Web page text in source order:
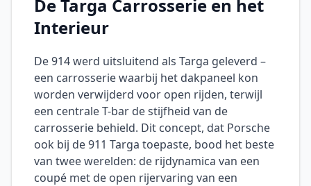
De Targa Carrosserie en het
Interieur
De 914 werd uitsluitend als Targa geleverd –
een carrosserie waarbij het dakpaneel kon
worden verwijderd voor open rijden, terwijl
een centrale T-bar de stijfheid van de
carrosserie behield. Dit concept, dat Porsche
ook bij de 911 Targa toepaste, bood het beste
van twee werelden: de rijdynamica van een
coupé met de open rijervaring van een